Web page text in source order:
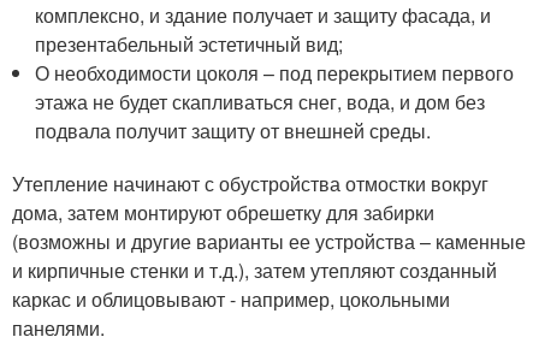
комплексно, и здание получает и защиту фасада, и
презентабельный эстетичный вид;
О необходимости цоколя – под перекрытием первого
этажа не будет скапливаться снег, вода, и дом без
подвала получит защиту от внешней среды.
Утепление начинают с обустройства отмостки вокруг
дома, затем монтируют обрешетку для забирки
(возможны и другие варианты ее устройства – каменные
и кирпичные стенки и т.д.), затем утепляют созданный
каркас и облицовывают - например, цокольными
панелями.